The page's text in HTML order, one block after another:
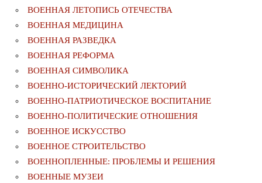
ВОЕННАЯ ЛЕТОПИСЬ ОТЕЧЕСТВА
ВОЕННАЯ МЕДИЦИНА
ВОЕННАЯ РАЗВЕДКА
ВОЕННАЯ РЕФОРМА
ВОЕННАЯ СИМВОЛИКА
ВОЕННО-ИСТОРИЧЕСКИЙ ЛЕКТОРИЙ
ВОЕННО-ПАТРИОТИЧЕСКОЕ ВОСПИТАНИЕ
ВОЕННО-ПОЛИТИЧЕСКИE ОТНОШЕНИЯ
ВОЕННОЕ ИСКУССТВО
ВОЕННОЕ СТРОИТЕЛЬСТВО
ВОЕННОПЛЕННЫЕ: ПРОБЛЕМЫ И РЕШЕНИЯ
ВОЕННЫЕ МУЗЕИ